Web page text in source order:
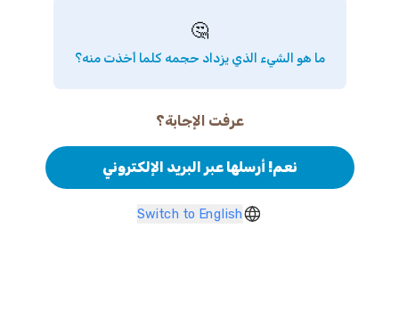
🤔
ما هو الشيء الذي يزداد حجمه كلما أخذت منه؟
عرفت الإجابة؟
نعم! أرسلها عبر البريد الإلكتروني
Switch to English